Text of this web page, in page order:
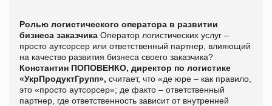
Ролью логистического оператора в развитии
бизнеса заказчика Оператор логистических услуг –
просто аутсорсер или ответственный партнер, влияющий
на качество развития бизнеса своего заказчика?
Константин ПОПОВЕНКО, директор по логистике
«УкрПродуктГрупп», считает, что «де юре – как правило,
это «просто аутсорсер»; де факто – ответственный
партнер, где ответственность зависит от внутренней